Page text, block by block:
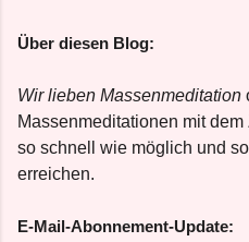
Über diesen Blog:
Wir lieben Massenmeditation
Massenmeditationen mit
so schnell wie möglich und
erreichen.
E-Mail-Abonnement-Update: